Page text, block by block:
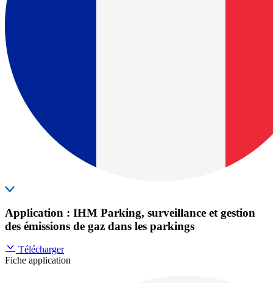
Application : IHM Parking, surveillance et gestion
des émissions de gaz dans les parkings
Télécharger
Fiche application